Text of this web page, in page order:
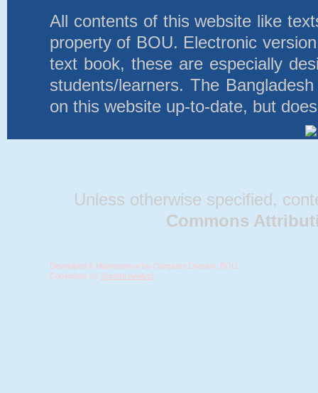
All contents of this website like
property of BOU. Electronic
text book, these are especially
students/learners. The
on this website up-to-date, but
Unless otherwise specified,
Commons
Developed & Maintenance by Computer Division, BOU.
Comments to: System Analyst